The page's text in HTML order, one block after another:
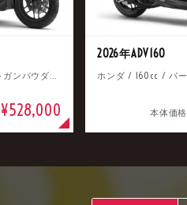
ホンダ / 160cc / マットガンパウダーブラックメタリック
¥528,000
2026年ADV160
本体価格